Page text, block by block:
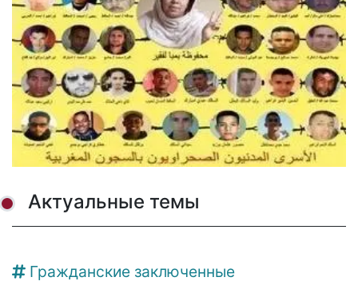
Актуальные темы
Гражданские заключенные